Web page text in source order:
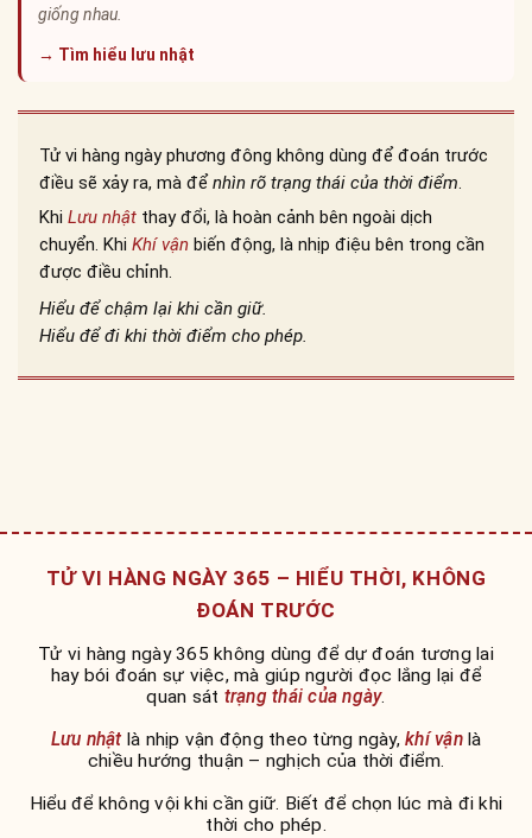
giống nhau.
→ Tìm hiểu lưu nhật
Tử vi hàng ngày phương đông không dùng để đoán trước
điều sẽ xảy ra, mà đểnhìn rõ trạng thái của thời điểm.
Khi Lưu nhật thay đổi, là hoàn cảnh bên ngoài dịch
chuyển. Khi Khí vận biến động, là nhịp điệu bên trong cần
được điều chỉnh.
Hiểu để chậm lại khi cần giữ.
Hiểu để đi khi thời điểm cho phép.
TỬ VI HÀNG NGÀY 365 – HIỂU THỜI, KHÔNG
ĐOÁN TRƯỚC
Tử vi hàng ngày 365 không dùng để dự đoán tương lai
hay bói đoán sự việc, mà giúp người đọc lắng lại để
quan sát trạng thái của ngày.
Lưu nhậtlà nhịp vận động theo từng ngày, khí vậnlà
chiều hướng thuận – nghịch của thời điểm.
Hiểu để không vội khi cần giữ. Biết để chọn lúc mà đi khi
thời cho phép.